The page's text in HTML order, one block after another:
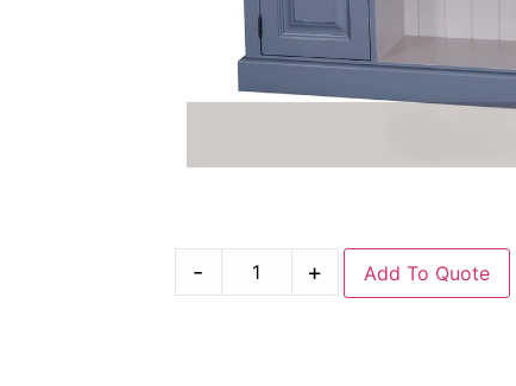
- + Add To Quote